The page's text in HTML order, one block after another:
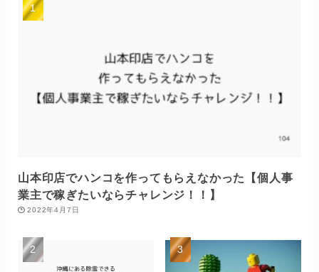
山本印店でハンコを作ってもらえなかった【個人事
業主で稼ぎたいならチャレンジ！！】
2022年4月7日